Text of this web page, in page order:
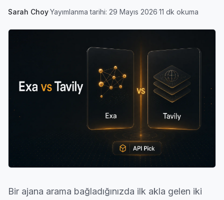
Sarah Choy·Yayımlanma tarihi: 29 Mayıs 2026·11 dk okuma
Bir ajana arama bağladığınızda ilk akla gelen iki